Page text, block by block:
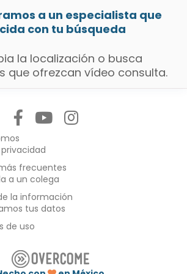
a un especialista que
con tu búsqueda
la localización o busca
que ofrezcan vídeo consulta.
frecuentes
a un colega
la información
tus datos
de uso